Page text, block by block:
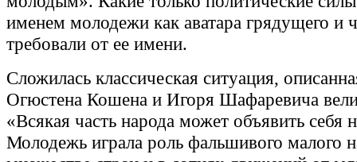
именем молодежи как аватара грядущего и
требовали от ее имени.
Сложилась классическая ситуация,
Огюстена Кошена и Игоря Шафаревича
«Всякая часть народа может объявить себя
Молодежь играла роль фальшивого малого